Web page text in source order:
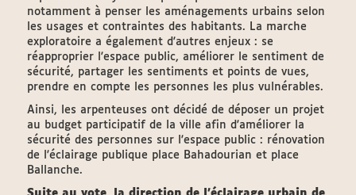
notamment à penser les aménagements urbains selon
les usages et contraintes des habitants. La marche
exploratoire a également d'autres enjeux : se
réapproprier l'espace public, améliorer le sentiment de
sécurité, partager les sentiments et points de vues,
prendre en compte les personnes les plus vulnérables.
Ainsi, les arpenteuses ont décidé de déposer un projet
au budget participatif de la ville afin d'améliorer la
sécurité des personnes sur l'espace public : rénovation
de l'éclairage publique place Bahadourian et place
Ballanche.